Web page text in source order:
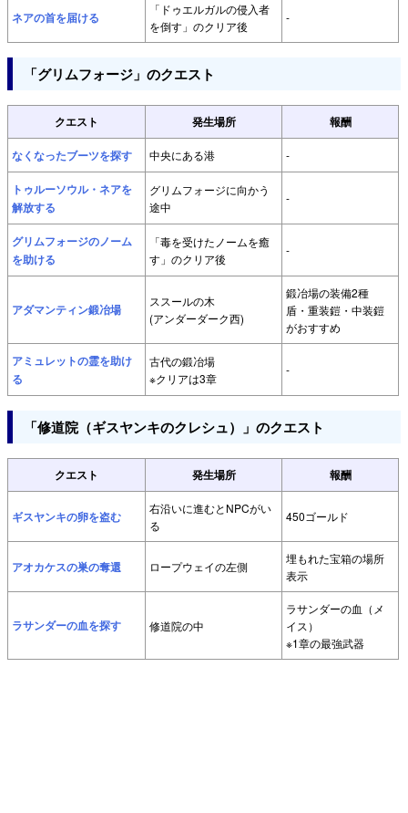
ネアの首を届ける
「ドゥエルガルの侵入者
を倒す」のクリア後
-
「グリムフォージ」のクエスト
クエスト 発生場所 報酬
なくなったブーツを探す 中央にある港 -
トゥルーソウル・ネアを
解放する
グリムフォージに向かう
途中
-
グリムフォージのノーム
を助ける
「毒を受けたノームを癒
す」のクリア後
-
アダマンティン鍛冶場
ススールの木
(アンダーダーク西)
鍛冶場の装備2種
盾・重装鎧・中装鎧
がおすすめ
アミュレットの霊を助け
る
古代の鍛冶場
※クリアは3章
-
「修道院（ギスヤンキのクレシュ）」のクエスト
クエスト 発生場所 報酬
ギスヤンキの卵を盗む
右沿いに進むとNPCがい
る
450ゴールド
アオカケスの巣の奪還 ロープウェイの左側
埋もれた宝箱の場所
表示
ラサンダーの血を探す 修道院の中
ラサンダーの血（メ
イス）
※1章の最強武器